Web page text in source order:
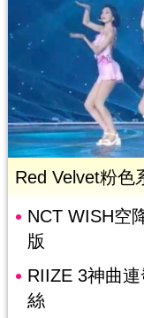
Red Velvet粉色
NCT WISH空
版
RIIZE 3神曲
絲